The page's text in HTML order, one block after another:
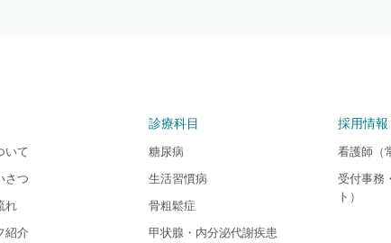
いて
さつ
れ
紹介
診療科目
糖尿病
生活習慣病
骨粗鬆症
甲状腺・内分泌代謝疾患
採用情報
看護師（
受付事務
ト）